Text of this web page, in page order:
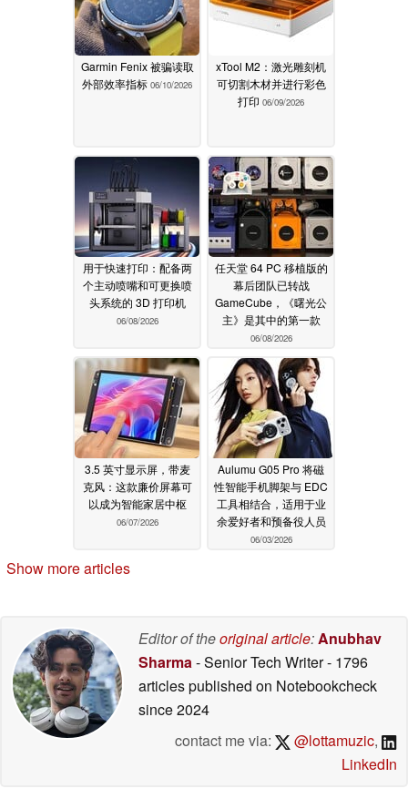
Garmin Fenix 被骗读取
外部效率指标 06/10/2026
xTool M2：激光雕刻机
可切割木材并进行彩色
打印 06/09/2026
用于快速打印：配备两
个主动喷嘴和可更换喷
头系统的 3D 打印机
06/08/2026
任天堂 64 PC 移植版的
幕后团队已转战
GameCube，《曙光公
主》是其中的第一款
06/08/2026
3.5 英寸显示屏，带麦
克风：这款廉价屏幕可
以成为智能家居中枢
06/07/2026
Aulumu G05 Pro 将磁
性智能手机脚架与 EDC
工具相结合，适用于业
余爱好者和预备役人员
06/03/2026
Show more articles
Editor of theoriginal article:Anubhav
Sharma- Senior Tech Writer- 1796
articles published on Notebookcheck
since 2024
contact me via:
@lottamuzic,
LinkedIn